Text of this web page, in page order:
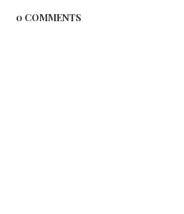
0 COMMENTS